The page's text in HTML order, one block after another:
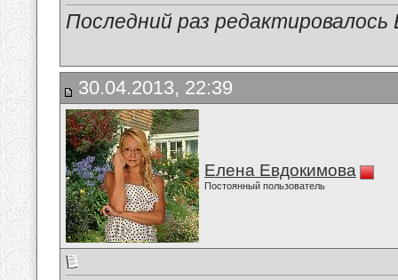
Последний раз
30.04.2013, 22:39
Елена Евдокимова
Постоянный пользователь